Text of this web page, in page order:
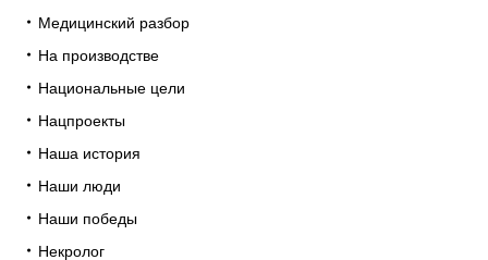
Медицинский разбор
На производстве
Национальные цели
Нацпроекты
Наша история
Наши люди
Наши победы
Некролог